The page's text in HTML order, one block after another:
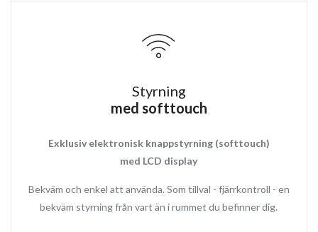
Styrning
med softtouch
Exklusiv elektronisk knappstyrning (softtouch)
med LCD display
Bekväm och enkel att använda. Som tillval - fjärrkontroll - en
bekväm styrning från vart än i rummet du befinner dig.